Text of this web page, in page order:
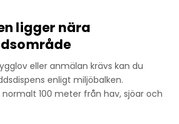
ligger nära
eller anmälan krävs kan du
enligt miljöbalken.
100 meter från hav, sjöar och